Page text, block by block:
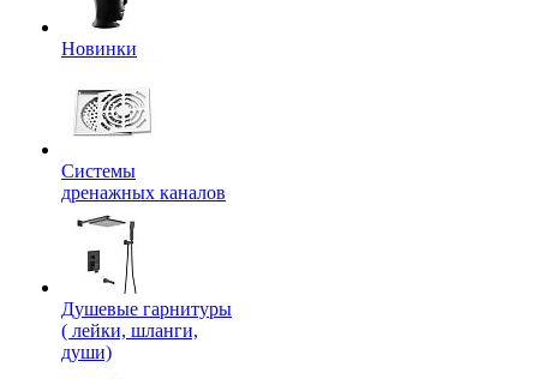
Новинки
Системы
дренажных каналов
Душевые гарнитуры
( лейки, шланги,
души)